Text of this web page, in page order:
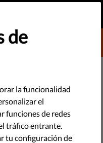
es una
clasificar las cosas con
de
la funcionalidad
el
funciones de redes
tráfico entrante.
tu configuración de